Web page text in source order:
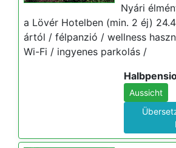
Nyári
a Lövér Hotelben (min. 2 éj)
ártól / félpanzió / wellness
Wi-Fi / ingyenes parkolás /
Aussicht